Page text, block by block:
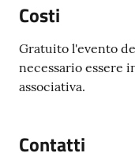
Costi
Gratuito l'evento
necessario essere
associativa.
Contatti